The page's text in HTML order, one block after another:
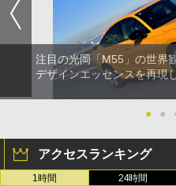
注目の光岡「M55」の世界
デザインエッセンスを再現
● ●
アクセスランキング
1時間 24時間